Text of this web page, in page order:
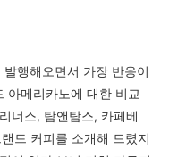
행해오면서 가장 반응이
아메리카노에 대한 비교
너스, 탐앤탐스, 카페베
드 커피를 소개해 드렸지